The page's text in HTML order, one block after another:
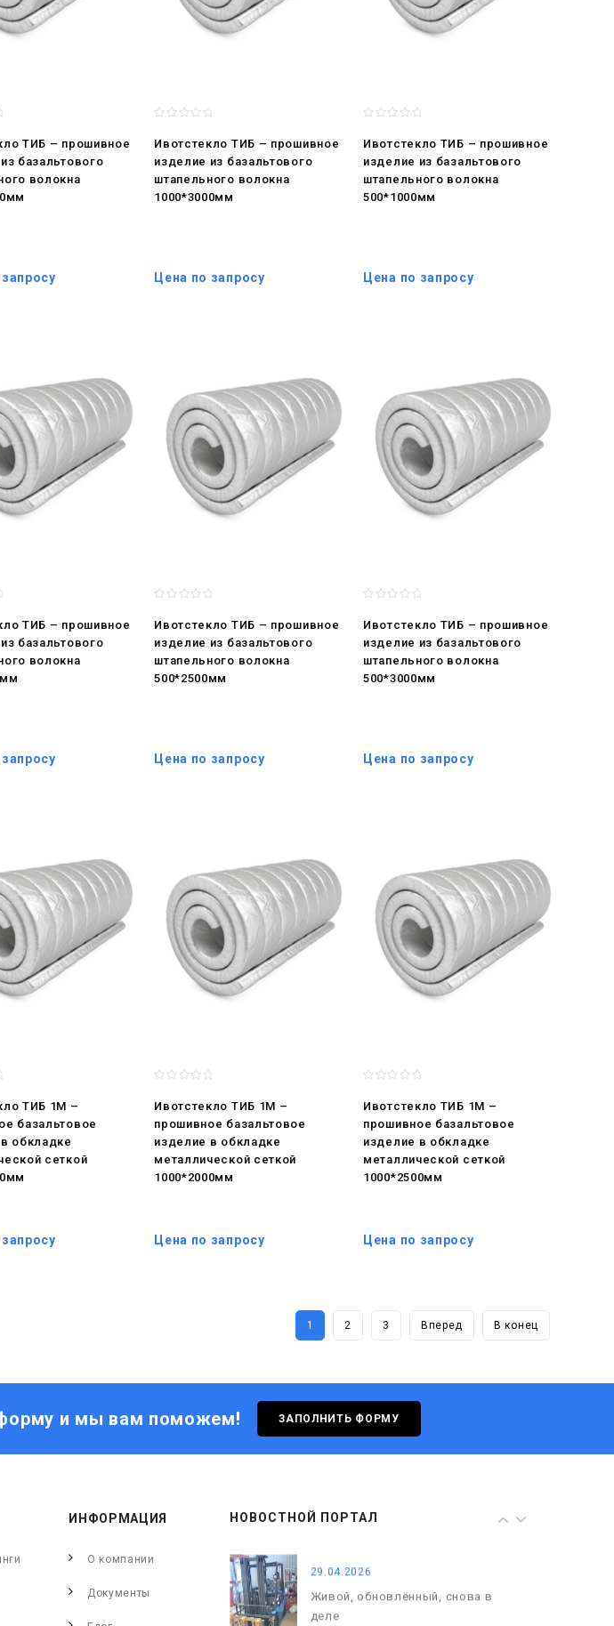
ТИБ – прошивное
базальтового
волокна
Ивотстекло ТИБ – прошивное
изделие из базальтового
штапельного волокна
1000*3000мм
Цена по запросу
Ивотстекло ТИБ – прошивное
изделие из базальтового
штапельного волокна
500*1000мм
Цена по запросу
ТИБ – прошивное
базальтового
волокна
Ивотстекло ТИБ – прошивное
изделие из базальтового
штапельного волокна
500*2500мм
Цена по запросу
Ивотстекло ТИБ – прошивное
изделие из базальтового
штапельного волокна
500*3000мм
Цена по запросу
ТИБ 1М –
базальтовое
обкладке
сеткой
Ивотстекло ТИБ 1М –
прошивное базальтовое
изделие в обкладке
металлической сеткой
1000*2000мм
Цена по запросу
Ивотстекло ТИБ 1М –
прошивное базальтовое
изделие в обкладке
металлической сеткой
1000*2500мм
Цена по запросу
1 2 3 Вперед В конец
и мы вам поможем! ЗАПОЛНИТЬ ФОРМУ
НОВОСТНОЙ ПОРТАЛ
29.04.2026
С Днём кораблестроителя!
С Днём Победы. Память, которая
29.04.2026
Живой, обновлённый, снова в
деле
ИНФОРМАЦИЯ
О компании
Документы